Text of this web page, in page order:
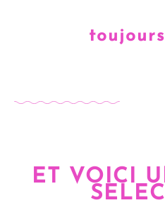
ET VOICI